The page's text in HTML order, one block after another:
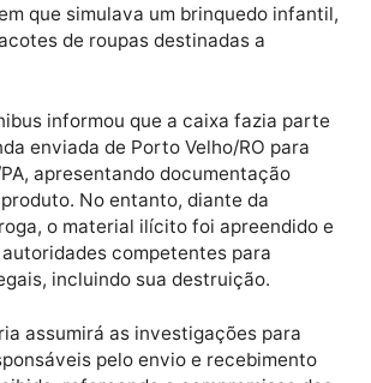
caixa suspeita. Com dimensões
declarado discrepante em
equipe decidiu investigar mais a
os policiais descobriram um tablete
1,62 kg de uma
semelhantes à cocaína. O
habilmente camuflado dentro
que simulava um brinquedo
de roupas destinadas a
informou que a caixa fazia